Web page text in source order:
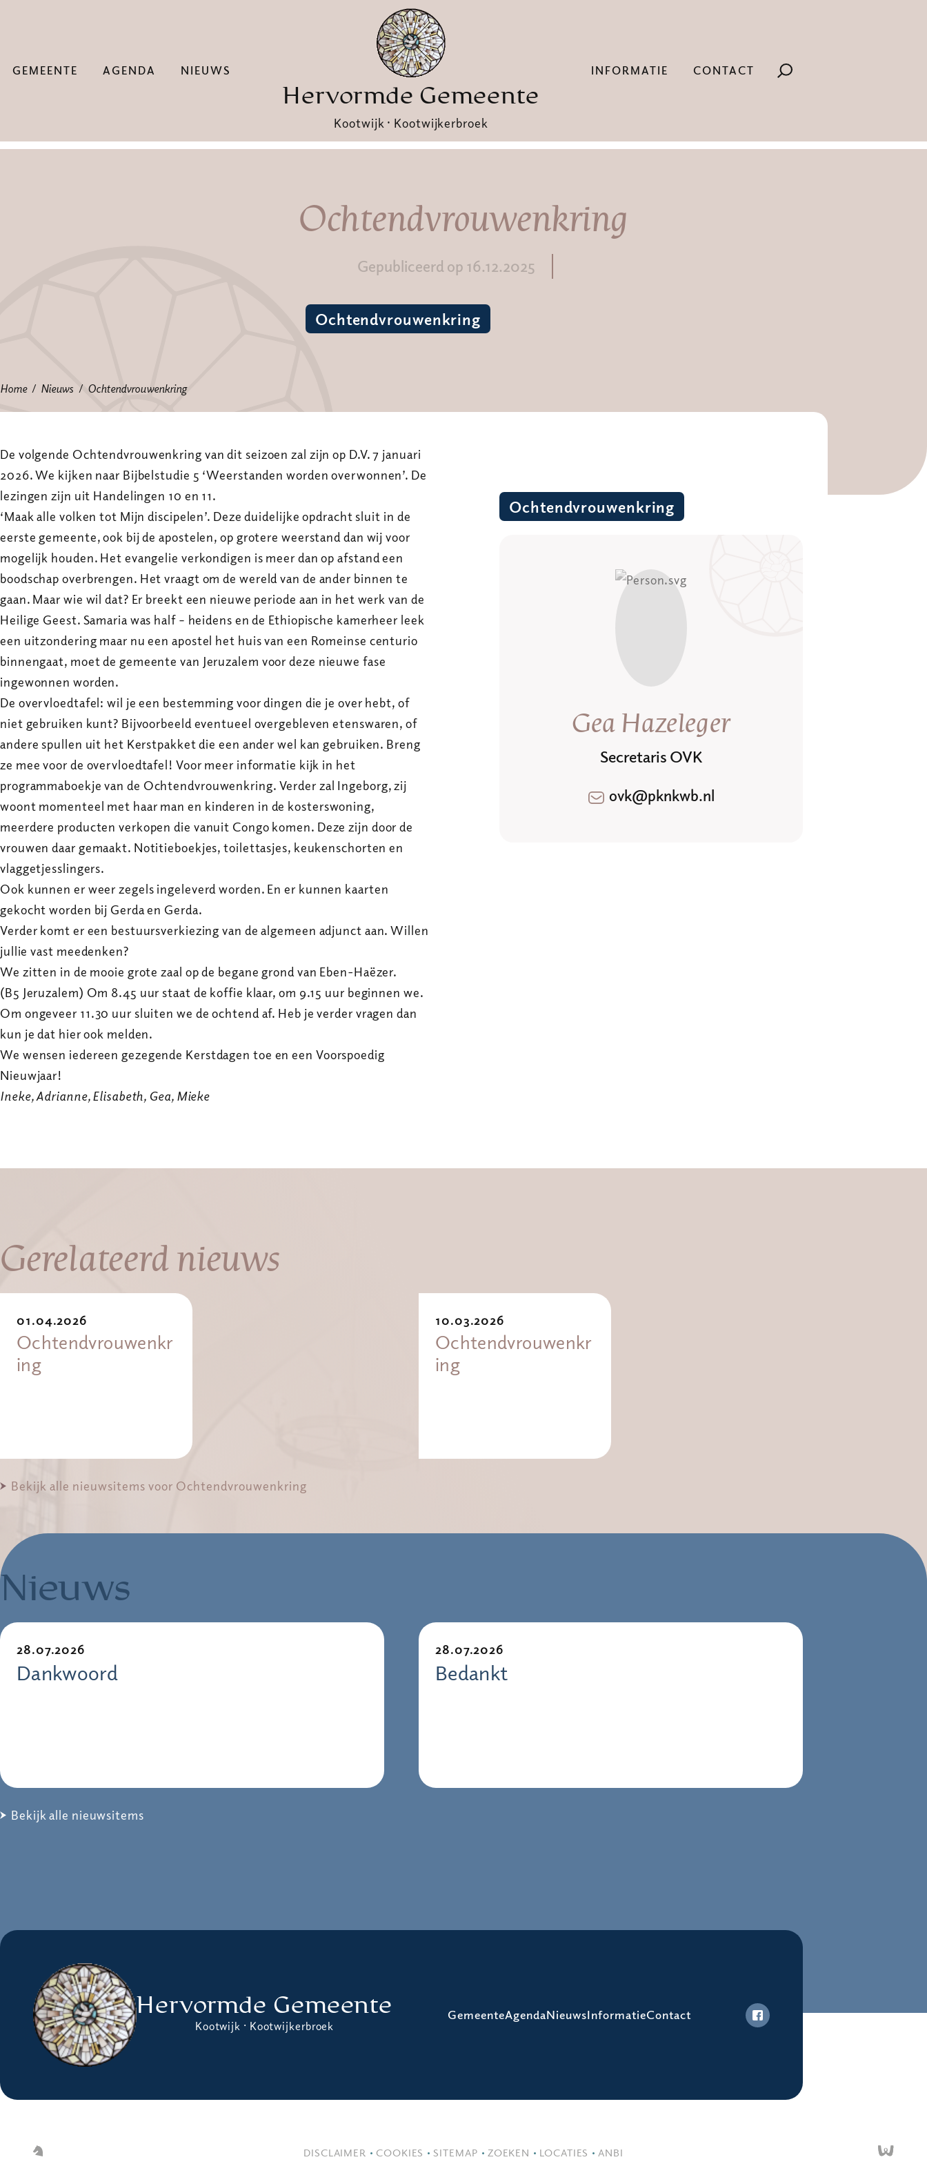
GEMEENTE AGENDA NIEUWS
Hervormde Gemeente
Kootwijk · Kootwijkerbroek
INFORMATIE CONTACT
Ochtendvrouwenkring
Gepubliceerd op 16.12.2025
Ochtendvrouwenkring
Home Nieuws Ochtendvrouwenkring
De volgende Ochtendvrouwenkring van dit seizoen zal zijn op D.V. 7 januari
2026. We kijken naar Bijbelstudie 5 ‘Weerstanden worden overwonnen’. De
lezingen zijn uit Handelingen 10 en 11.
‘Maak alle volken tot Mijn discipelen’. Deze duidelijke opdracht sluit in de
eerste gemeente, ook bij de apostelen, op grotere weerstand dan wij voor
mogelijk houden. Het evangelie verkondigen is meer dan op afstand een
boodschap overbrengen. Het vraagt om de wereld van de ander binnen te
gaan. Maar wie wil dat? Er breekt een nieuwe periode aan in het werk van de
Heilige Geest. Samaria was half – heidens en de Ethiopische kamerheer leek
een uitzondering maar nu een apostel het huis van een Romeinse centurio
binnengaat, moet de gemeente van Jeruzalem voor deze nieuwe fase
ingewonnen worden.
De overvloedtafel: wil je een bestemming voor dingen die je over hebt, of
niet gebruiken kunt? Bijvoorbeeld eventueel overgebleven etenswaren, of
andere spullen uit het Kerstpakket die een ander wel kan gebruiken. Breng
ze mee voor de overvloedtafel! Voor meer informatie kijk in het
programmaboekje van de Ochtendvrouwenkring. Verder zal Ingeborg, zij
woont momenteel met haar man en kinderen in de kosterswoning,
meerdere producten verkopen die vanuit Congo komen. Deze zijn door de
vrouwen daar gemaakt. Notitieboekjes, toilettasjes, keukenschorten en
vlaggetjesslingers.
Ook kunnen er weer zegels ingeleverd worden. En er kunnen kaarten
gekocht worden bij Gerda en Gerda.
Verder komt er een bestuursverkiezing van de algemeen adjunct aan. Willen
jullie vast meedenken?
We zitten in de mooie grote zaal op de begane grond van Eben-Haëzer.
(B5 Jeruzalem) Om 8.45 uur staat de koffie klaar, om 9.15 uur beginnen we.
Om ongeveer 11.30 uur sluiten we de ochtend af. Heb je verder vragen dan
kun je dat hier ook melden.
We wensen iedereen gezegende Kerstdagen toe en een Voorspoedig
Nieuwjaar!
Ineke, Adrianne, Elisabeth, Gea, Mieke
Ochtendvrouwenkring
Gea Hazeleger
Secretaris OVK
ovk@pknkwb.nl
Gerelateerd nieuws
01.04.2026
Ochtendvrouwenkr
ing
10.03.2026
Ochtendvrouwenkr
ing
Bekijk alle nieuwsitems voor Ochtendvrouwenkring
Nieuws
28.07.2026
Dankwoord
28.07.2026
Bedankt
Bekijk alle nieuwsitems
Hervormde Gemeente
Kootwijk · Kootwijkerbroek
GemeenteAgendaNieuwsInformatieContact
DISCLAIMER COOKIES SITEMAP ZOEKEN LOCATIES ANBI